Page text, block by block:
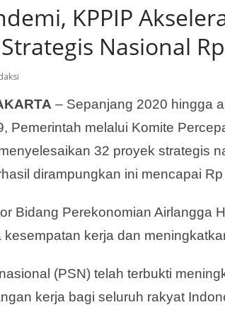
KPPIP
Nasional
– Sepanjang 2020 hingga
Pemerintah melalui Komite
32 proyek strategis
dirampungkan ini mencapai
Bidang Perekonomian Airlangga
kesempatan kerja dan
(PSN) telah terbukti
kerja bagi seluruh rakyat